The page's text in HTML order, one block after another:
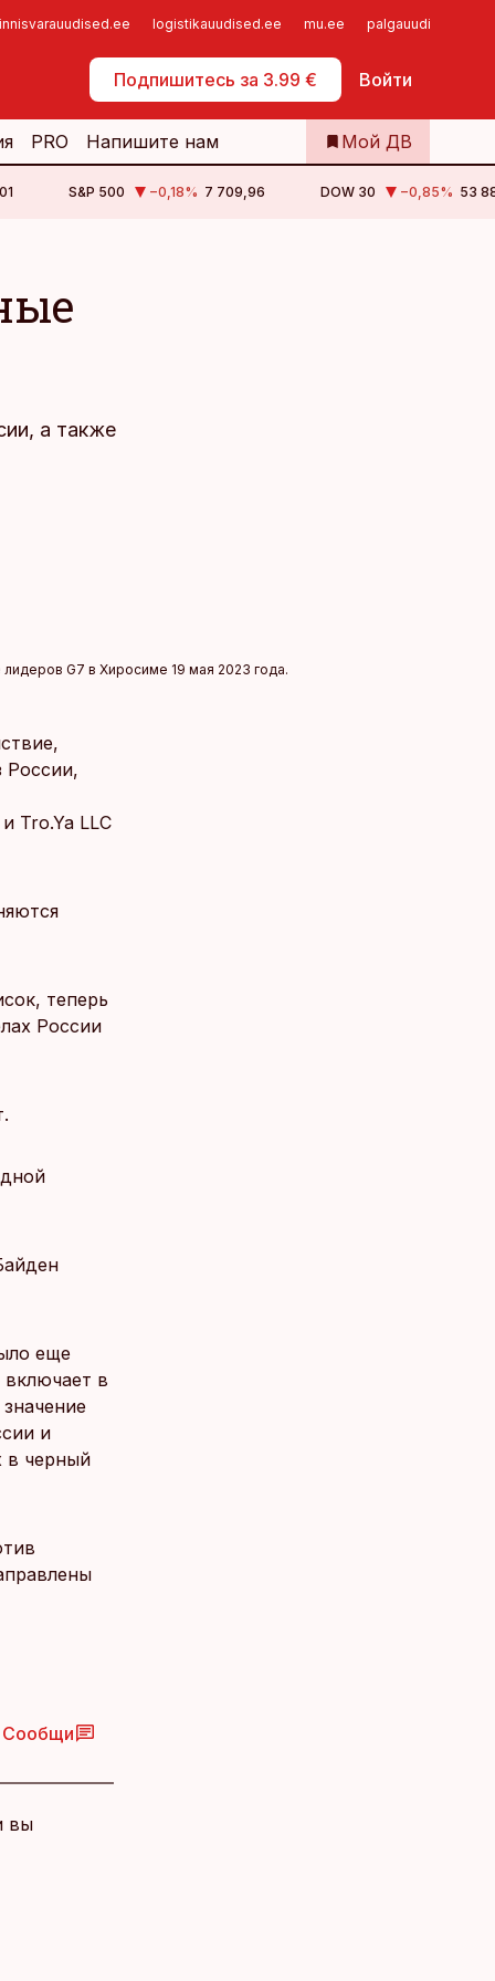
logistikauudised.ee mu.ee palgauudised.ee
Подпишитесь за 3.99 € Войти
Самообслуживание
PRO Напишите нам Мой ДВ
S&P 500 −0,18% 7 709,96 DOW 30 −0,85% 53
а также
G7 в Хиросиме 19 мая 2023 года.
России,
Tro.Ya LLC
теперь
России
еще
в
и
в черный
Сообщи
вы